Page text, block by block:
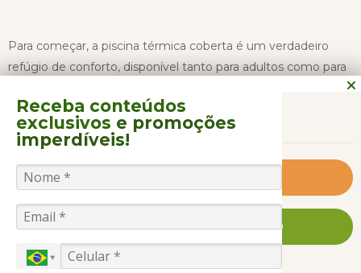
Para começar, a piscina térmica coberta é um verdadeiro
refúgio de conforto, disponível tanto para adultos como para
as crianças. Independentemente das condições climáticas lá
fora, os hóspedes do Hotel Laghetto Gramado poderão
desfrutar de um mergulho relaxante em uma água
agradavelmente aquecida.
Se busca uma forma de relaxar ainda mais, a sauna seca está
à disposição de todos os hóspedes. Perfeita para desintoxicar
sentir renovado.
CONTINUAR LENDO
FALE CONOSCO AGORA MESMO
Receba conteúdos
exclusivos e promoções
imperdíveis!